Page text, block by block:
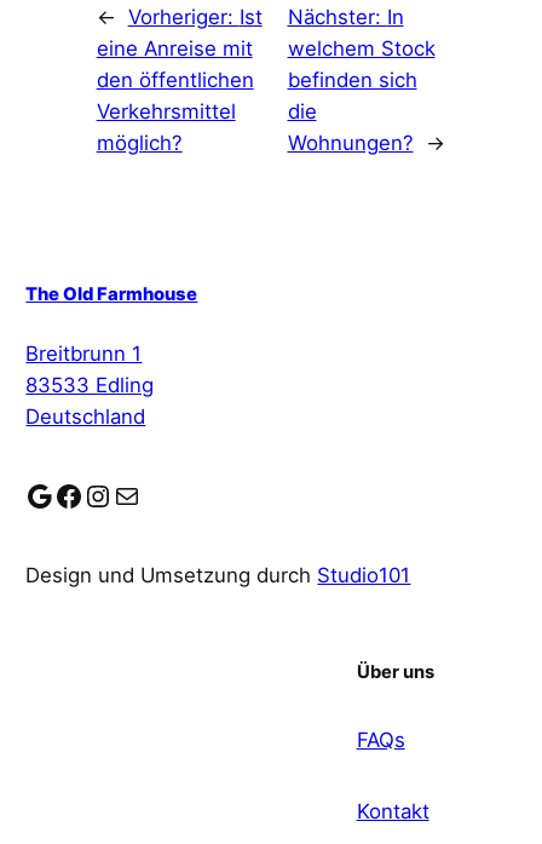
← Vorheriger: Ist
eine Anreise mit
den öffentlichen
Verkehrsmittel
möglich?
Nächster: In
welchem Stock
befinden sich
die
Wohnungen?
→
The Old Farmhouse
Breitbrunn 1
83533 Edling
Deutschland
Google
Facebook
Instagram
E-Mail
Design und Umsetzung durch Studio101
Über uns
FAQs
Kontakt